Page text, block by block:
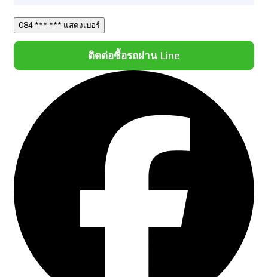
084 *** *** แสดงเบอร์
ติดต่อซื้อรถผ่าน Line